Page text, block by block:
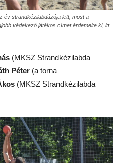
év strandkézilabdázója lett, most a
védekező játékos címet érdemelte ki, itt
(MKSZ Strandkézilabda
Péter (a torna
(MKSZ Strandkézilabda